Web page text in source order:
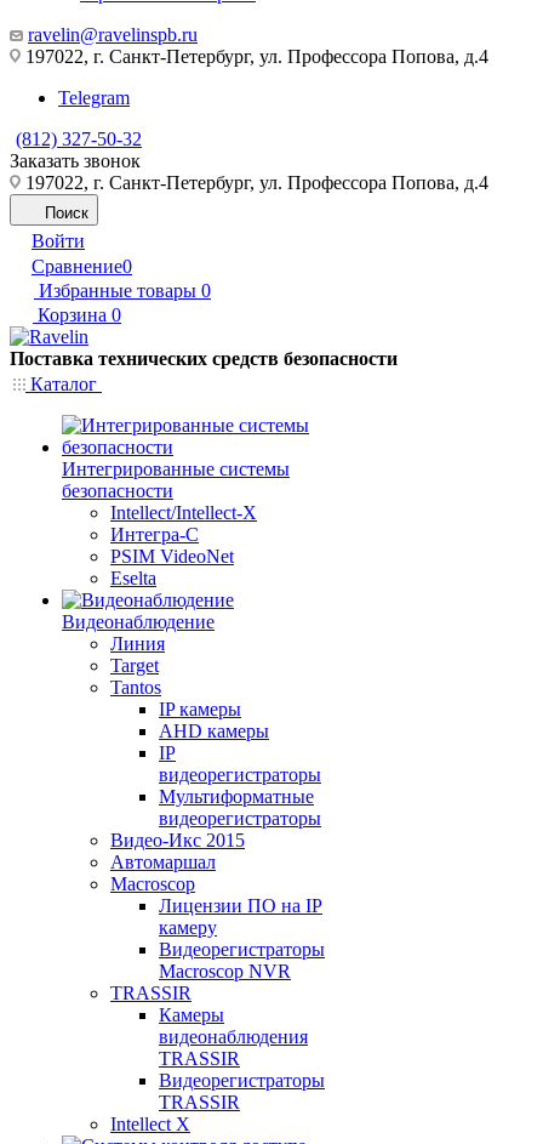
ravelin@ravelinspb.ru
197022, г. Санкт-Петербург, ул. Профессора Попова, д.4
Telegram
(812) 327-50-32
Заказать звонок
197022, г. Санкт-Петербург, ул. Профессора Попова, д.4
Поиск
Войти
Сравнение0
Избранные товары 0
Корзина 0
Поставка технических средств безопасности
Каталог
Интегрированные системы
безопасности
Intellect/Intellect-X
Интегра-С
PSIM VideoNet
Eselta
Видеонаблюдение
Линия
Target
Tantos
IP камеры
AHD камеры
IP
видеорегистраторы
Мультиформатные
видеорегистраторы
Видео-Икс 2015
Автомаршал
Macroscop
Лицензии ПО на IP
камеру
Видеорегистраторы
Macroscop NVR
TRASSIR
Камеры
видеонаблюдения
TRASSIR
Видеорегистраторы
TRASSIR
Intellect X